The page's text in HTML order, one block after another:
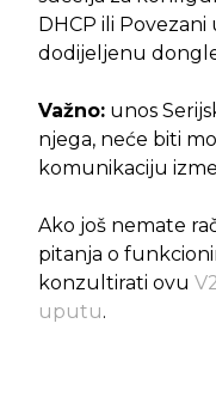
DHCP ili
dodijeljenu
Važno: unos
njega, neće biti
komunikaciju
Ako još nemate
pitanja o
konzultirati ovu
uputu.